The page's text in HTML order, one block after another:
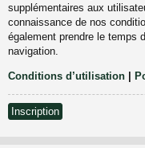
supplémentaires aux
connaissance de nos
également prendre le temps
navigation.
Conditions d’utilisation |
Inscription